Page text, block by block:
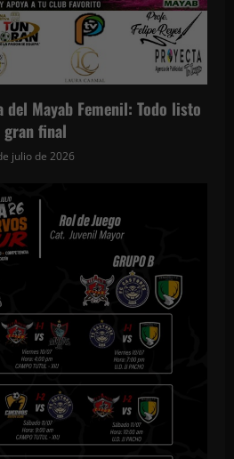
del Mayab Femenil: Todo listo
gran final
julio de 2026